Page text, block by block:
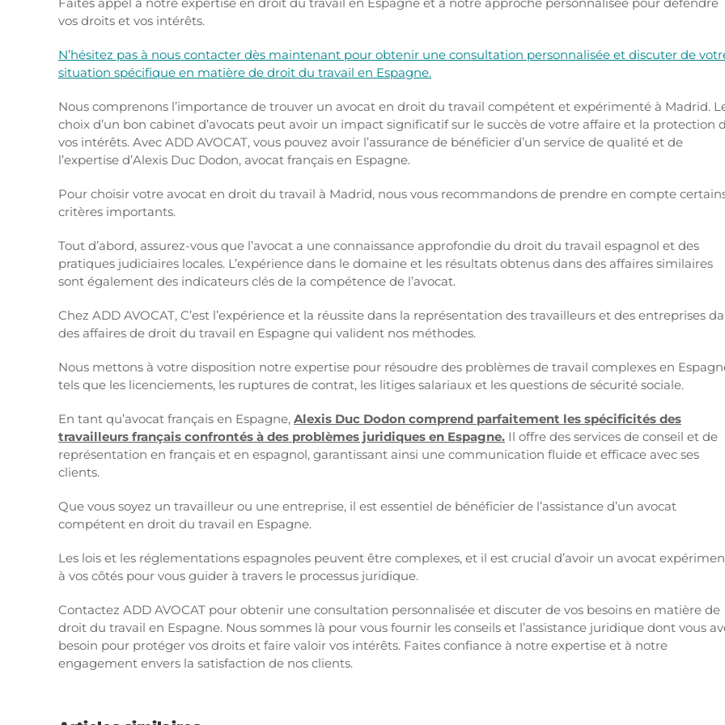
vos droits et vos intérêts.
N’hésitez pas à nous contacter dès maintenant pour obtenir une consultation personnalisée et discuter de
situation spécifique en matière de droit du travail en Espagne.
Nous comprenons l’importance de trouver un avocat en droit du travail compétent et expérimenté à Madrid.
choix d’un bon cabinet d’avocats peut avoir un impact significatif sur le succès de votre affaire et la protection
vos intérêts. Avec ADD AVOCAT, vous pouvez avoir l’assurance de bénéficier d’un service de qualité et de
l’expertise d’Alexis Duc Dodon, avocat français en Espagne.
Pour choisir votre avocat en droit du travail à Madrid, nous vous recommandons de prendre en compte
critères importants.
Tout d’abord, assurez-vous que l’avocat a une connaissance approfondie du droit du travail espagnol et des
pratiques judiciaires locales. L’expérience dans le domaine et les résultats obtenus dans des affaires similaires
sont également des indicateurs clés de la compétence de l’avocat.
Chez ADD AVOCAT, C’est l’expérience et la réussite dans la représentation des travailleurs et des entreprises
des affaires de droit du travail en Espagne qui valident nos méthodes.
Nous mettons à votre disposition notre expertise pour résoudre des problèmes de travail complexes en
tels que les licenciements, les ruptures de contrat, les litiges salariaux et les questions de sécurité sociale.
En tant qu’avocat français en Espagne, Alexis Duc Dodon comprend parfaitement les spécificités des
travailleurs français confrontés à des problèmes juridiques en Espagne. Il offre des services de conseil et de
représentation en français et en espagnol, garantissant ainsi une communication fluide et efficace avec ses
clients.
Que vous soyez un travailleur ou une entreprise, il est essentiel de bénéficier de l’assistance d’un avocat
compétent en droit du travail en Espagne.
Les lois et les réglementations espagnoles peuvent être complexes, et il est crucial d’avoir un avocat
à vos côtés pour vous guider à travers le processus juridique.
Contactez ADD AVOCAT pour obtenir une consultation personnalisée et discuter de vos besoins en matière de
droit du travail en Espagne. Nous sommes là pour vous fournir les conseils et l’assistance juridique dont vous
besoin pour protéger vos droits et faire valoir vos intérêts. Faites confiance à notre expertise et à notre
engagement envers la satisfaction de nos clients.